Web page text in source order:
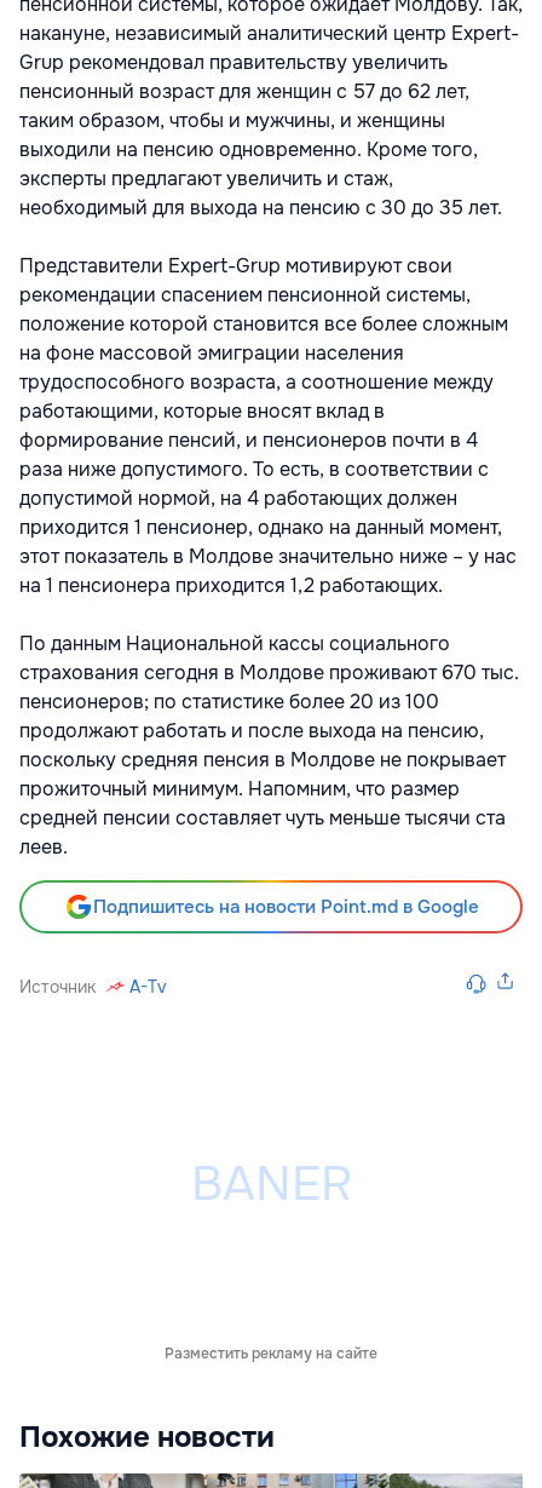
накануне, независимый аналитический центр Expert-
Grup рекомендовал правительству увеличить
пенсионный возраст для женщин с 57 до 62 лет,
таким образом, чтобы и мужчины, и женщины
выходили на пенсию одновременно. Кроме того,
эксперты предлагают увеличить и стаж,
необходимый для выхода на пенсию с 30 до 35 лет.
Представители Expert-Grup мотивируют свои
рекомендации спасением пенсионной системы,
положение которой становится все более сложным
на фоне массовой эмиграции населения
трудоспособного возраста, а соотношение между
работающими, которые вносят вклад в
формирование пенсий, и пенсионеров почти в 4
раза ниже допустимого. То есть, в соответствии с
допустимой нормой, на 4 работающих должен
приходится 1 пенсионер, однако на данный момент,
этот показатель в Молдове значительно ниже – у нас
на 1 пенсионера приходится 1,2 работающих.
По данным Национальной кассы социального
страхования сегодня в Молдове проживают 670 тыс.
пенсионеров; по статистике более 20 из 100
продолжают работать и после выхода на пенсию,
поскольку средняя пенсия в Молдове не покрывает
прожиточный минимум. Напомним, что размер
средней пенсии составляет чуть меньше тысячи ста
леев.
Подпишитесь на новости Point.md в Google
Источник A-Tv
Разместить рекламу на сайте
Похожие новости